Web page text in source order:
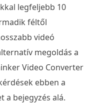
legfeljebb 10
féltől
videó
megoldás a
Video Converter
ebben a
a bejegyzés alá.